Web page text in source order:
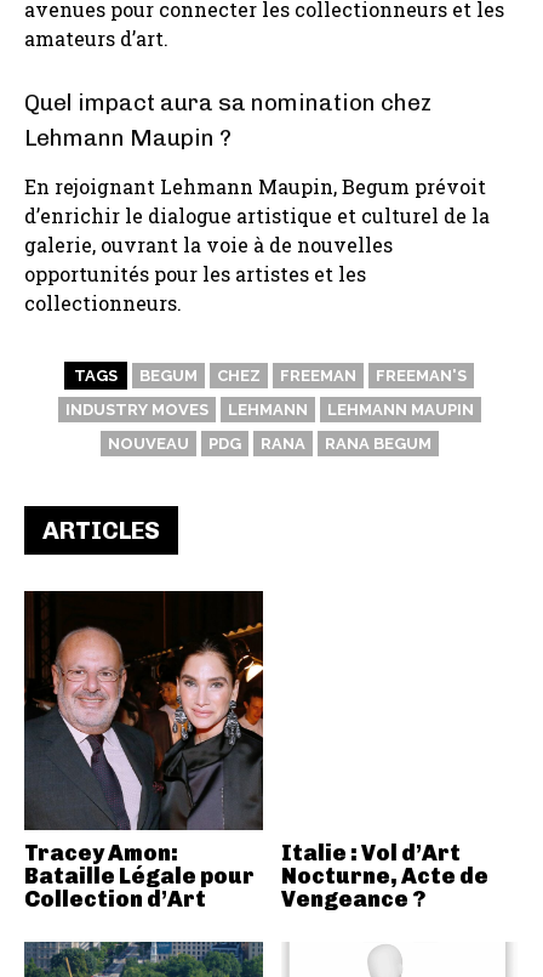
avenues pour connecter les collectionneurs et les
amateurs d’art.
Quel impact aura sa nomination chez
Lehmann Maupin ?
En rejoignant Lehmann Maupin, Begum prévoit
d’enrichir le dialogue artistique et culturel de la
galerie, ouvrant la voie à de nouvelles
opportunités pour les artistes et les
collectionneurs.
TAGS BEGUM CHEZ FREEMAN
FREEMAN'S
INDUSTRY MOVES
LEHMANN
LEHMANN MAUPIN
NOUVEAU
PDG RANA RANA BEGUM
ARTICLES
Tracey Amon:
Bataille Légale pour
Collection d’Art
Italie : Vol d’Art
Nocturne, Acte de
Vengeance ?